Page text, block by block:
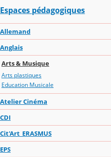
Espaces pédagogiques
Allemand
Anglais
Arts & Musique
Arts plastiques
Education Musicale
Atelier Cinéma
CDI
Cit'Art_ERASMUS
EPS